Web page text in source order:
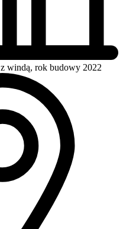
z windą, rok budowy 2022